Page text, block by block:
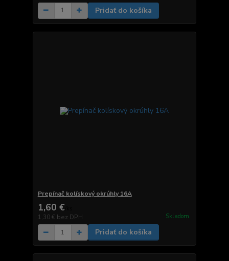
Pridať do košíka
Prepínač kolískový okrúhly 16A
1,60 €
1,30 € bez DPH Skladom
Pridať do košíka